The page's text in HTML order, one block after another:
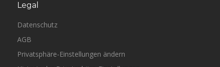
Legal
Datenschutz
AGB
Privatsphäre-Einstellungen ändern